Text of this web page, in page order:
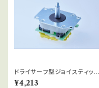
ドライサーフ型ジョイスティック
_LS-40D-01_オムロン
¥4,213